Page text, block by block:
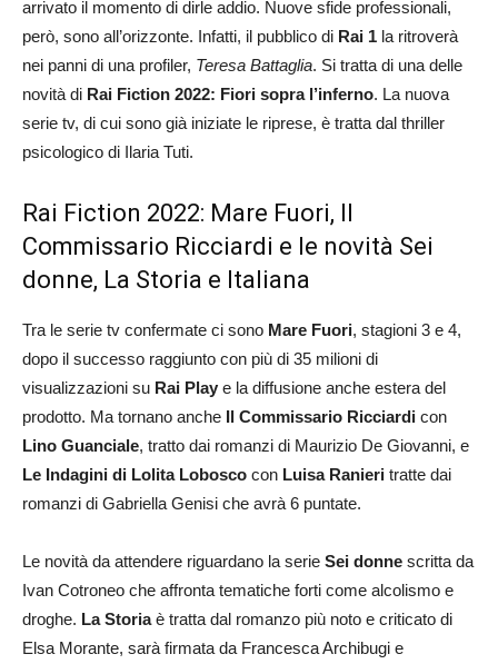
arrivato il momento di dirle addio. Nuove sfide professionali,
però, sono all’orizzonte. Infatti, il pubblico di Rai 1 la ritroverà
nei panni di una profiler, Teresa Battaglia. Si tratta di una delle
novità di Rai Fiction 2022: Fiori sopra l’inferno. La nuova
serie tv, di cui sono già iniziate le riprese, è tratta dal thriller
psicologico di Ilaria Tuti.
Rai Fiction 2022: Mare Fuori, Il
Commissario Ricciardi e le novità Sei
donne, La Storia e Italiana
Tra le serie tv confermate ci sono Mare Fuori, stagioni 3 e 4,
dopo il successo raggiunto con più di 35 milioni di
visualizzazioni su Rai Play e la diffusione anche estera del
prodotto. Ma tornano anche Il Commissario Ricciardi con
Lino Guanciale, tratto dai romanzi di Maurizio De Giovanni, e
Le Indagini di Lolita Lobosco con Luisa Ranieri tratte dai
romanzi di Gabriella Genisi che avrà 6 puntate.
Le novità da attendere riguardano la serie Sei donne scritta da
Ivan Cotroneo che affronta tematiche forti come alcolismo e
droghe. La Storiaè tratta dal romanzo più noto e criticato di
Elsa Morante, sarà firmata da Francesca Archibugi e